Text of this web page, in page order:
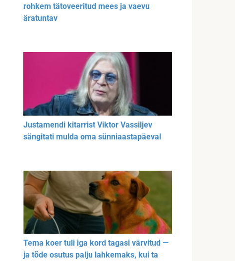
rohkem tätoveeritud mees ja vaevu
äratuntav
Justamendi kitarrist Viktor Vassiljev
sängitati mulda oma sünniaastapäeval
Tema koer tuli iga kord tagasi värvitud —
ja tõde osutus palju lahkemaks, kui ta